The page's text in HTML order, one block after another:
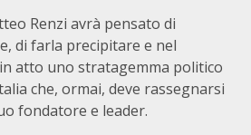
Renzi avrà pensato di
di farla precipitare e nel
atto uno stratagemma politico
che, ormai, deve rassegnarsi
fondatore e leader.